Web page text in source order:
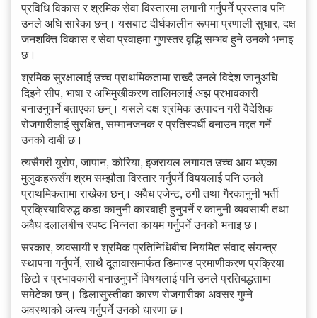
प्रविधि विकास र श्रमिक सेवा विस्तारमा लगानी गर्नुपर्ने प्रस्ताव पनि
उनले अघि सारेका छन्। यसबाट दीर्घकालीन रूपमा प्रणाली सुधार, दक्ष
जनशक्ति विकास र सेवा प्रवाहमा गुणस्तर वृद्धि सम्भव हुने उनको भनाइ
छ।
श्रमिक सुरक्षालाई उच्च प्राथमिकतामा राख्दै उनले विदेश जानुअघि
दिइने सीप, भाषा र अभिमुखीकरण तालिमलाई अझ प्रभावकारी
बनाउनुपर्ने बताएका छन्। यसले दक्ष श्रमिक उत्पादन गरी वैदेशिक
रोजगारीलाई सुरक्षित, सम्मानजनक र प्रतिस्पर्धी बनाउन मद्दत गर्ने
उनको दाबी छ।
त्यसैगरी युरोप, जापान, कोरिया, इजरायल लगायत उच्च आय भएका
मुलुकहरूसँग श्रम सम्झौता विस्तार गर्नुपर्ने विषयलाई पनि उनले
प्राथमिकतामा राखेका छन्। अवैध एजेन्ट, ठगी तथा गैरकानुनी भर्ती
प्रक्रियाविरुद्ध कडा कानुनी कारबाही हुनुपर्ने र कानुनी व्यवसायी तथा
अवैध दलालबीच स्पष्ट भिन्नता कायम गर्नुपर्ने उनको भनाइ छ।
सरकार, व्यवसायी र श्रमिक प्रतिनिधिबीच नियमित संवाद संयन्त्र
स्थापना गर्नुपर्ने, साथै दूतावासमार्फत डिमाण्ड प्रमाणीकरण प्रक्रिया
छिटो र प्रभावकारी बनाउनुपर्ने विषयलाई पनि उनले प्रतिबद्धतामा
समेटेका छन्। ढिलासुस्तीका कारण रोजगारीका अवसर गुम्ने
अवस्थाको अन्त्य गर्नुपर्ने उनको धारणा छ।